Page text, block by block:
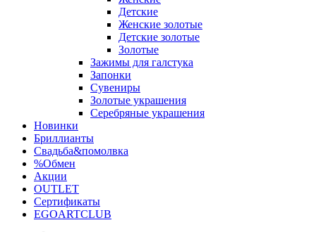
Детские
Женские золотые
Детские золотые
Золотые
Зажимы для галстука
Запонки
Сувениры
Золотые украшения
Серебряные украшения
Новинки
Бриллианты
Свадьба&помолвка
%Обмен
Акции
OUTLET
Сертификаты
EGOARTCLUB